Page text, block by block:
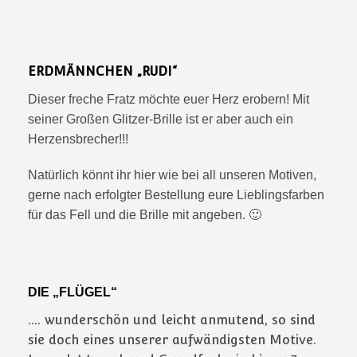
ERDMÄNNCHEN „RUDI“
Dieser freche Fratz möchte euer Herz erobern! Mit
seiner Großen Glitzer-Brille ist er aber auch ein
Herzensbrecher!!!
Natürlich könnt ihr hier wie bei all unseren Motiven,
gerne nach erfolgter Bestellung eure Lieblingsfarben
für das Fell und die Brille mit angeben. 🙂
DIE „FLÜGEL“
…. wunderschön und leicht anmutend, so sind
sie doch eines unserer aufwändigsten Motive.